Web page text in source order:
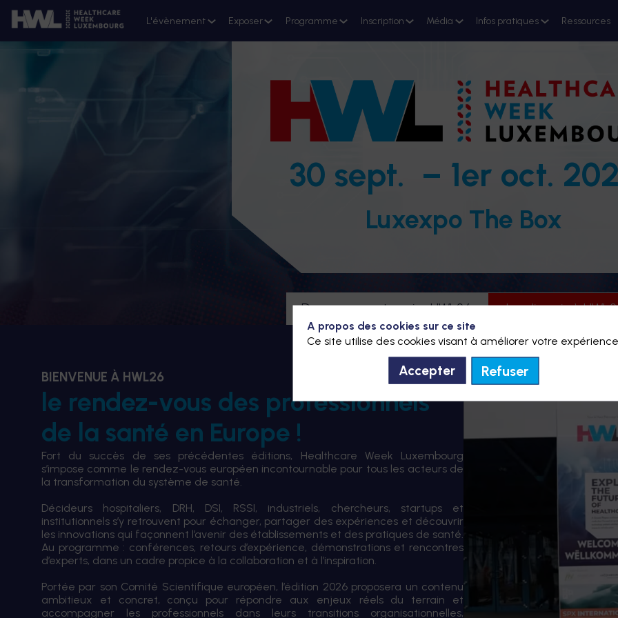
L'évènement Exposer Programme Inscription Média Infos pratiques Ressources
30 sept. – 1er oct.
Luxexpo The Box
Devenez partenaire HWL26 Je m'inscris à
BIENVENUE À HWL26
le rendez-vous des professionnels
de la santé en Europe !
Fort du succès de ses précédentes éditions, Healthcare Week Luxembourg
s’impose comme le rendez-vous européen incontournable pour tous les acteurs de
la transformation du système de santé.
Décideurs hospitaliers, DRH, DSI, RSSI, industriels, chercheurs, startups et
institutionnels s’y retrouvent pour échanger, partager des expériences et découvrir
les innovations qui façonnent l’avenir des établissements et des pratiques de santé.
Au programme : conférences, retours d’expérience, démonstrations et rencontres
d’experts, dans un cadre propice à la collaboration et à l’inspiration.
Portée par son Comité Scientifique européen, l’édition 2026 proposera un contenu
ambitieux et concret, conçu pour répondre aux enjeux réels du terrain et
accompagner les professionnels dans leurs transitions organisationnelles,
A propos des cookies sur ce site
Ce site utilise des cookies visant à améliorer votre
Accepter Refuser